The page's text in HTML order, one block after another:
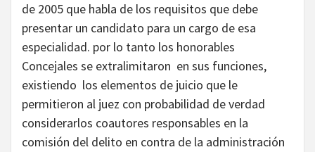
de 2005 que habla de los requisitos que debe
presentar un candidato para un cargo de esa
especialidad. por lo tanto los honorables
Concejales se extralimitaron en sus funciones,
existiendo los elementos de juicio que le
permitieron al juez con probabilidad de verdad
considerarlos coautores responsables en la
comisión del delito en contra de la administración